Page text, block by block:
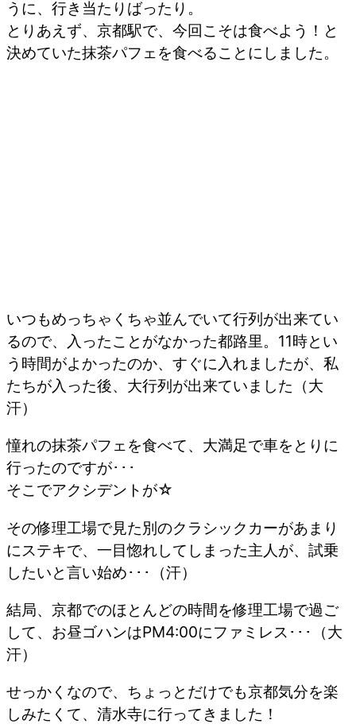
うに、行き当たりばったり。
とりあえず、京都駅で、今回こそは食べよう！と
決めていた抹茶パフェを食べることにしました。
いつもめっちゃくちゃ並んでいて行列が出来てい
るので、入ったことがなかった都路里。11時とい
う時間がよかったのか、すぐに入れましたが、私
たちが入った後、大行列が出来ていました（大
汗）
憧れの抹茶パフェを食べて、大満足で車をとりに
行ったのですが･･･
そこでアクシデントが☆
その修理工場で見た別のクラシックカーがあまり
にステキで、一目惚れしてしまった主人が、試乗
したいと言い始め･･･（汗）
結局、京都でのほとんどの時間を修理工場で過ご
して、お昼ゴハンはPM4:00にファミレス･･･（大
汗）
せっかくなので、ちょっとだけでも京都気分を楽
しみたくて、清水寺に行ってきました！